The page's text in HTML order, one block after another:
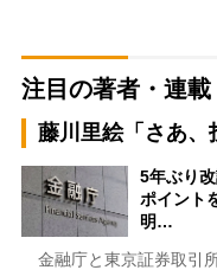
注目の著者・連載
藤川里絵「さあ、
5年ぶり
ポイント
明…
金融庁と東京証券取引